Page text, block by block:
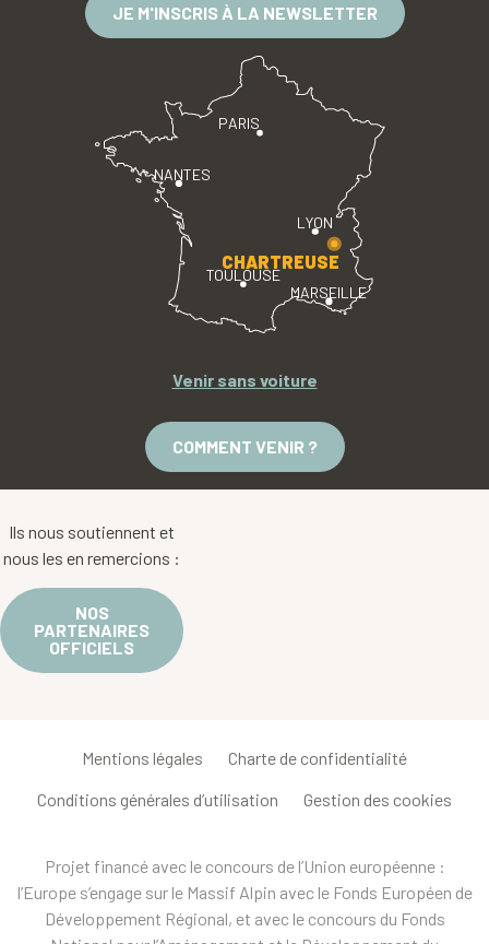
JE M'INSCRIS À LA NEWSLETTER
PARIS
LYON
TOULOUSE
MARSEILLE
NANTES
CHARTREUSE
Venir sans voiture
COMMENT VENIR ?
Ils nous soutiennent et
nous les en remercions :
NOS
PARTENAIRES
OFFICIELS
Mentions légales Charte de confidentialité
Conditions générales d’utilisation Gestion des cookies
Projet financé avec le concours de l’Union européenne :
l’Europe s’engage sur le Massif Alpin avec le Fonds Européen de
Développement Régional, et avec le concours du Fonds